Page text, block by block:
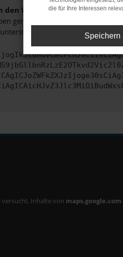
den Webseitenbetreiber.
genannten Schritte versucht
versucht, Inhalte von maps.google.com
die für Ihre Interessen
Speichern